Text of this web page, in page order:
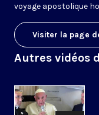
voyage apostolique
Visiter la page
Autres vidéos